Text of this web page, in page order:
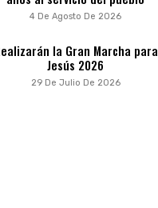
4 De Agosto De 2026
la Gran Marcha para
Jesús 2026
29 De Julio De 2026